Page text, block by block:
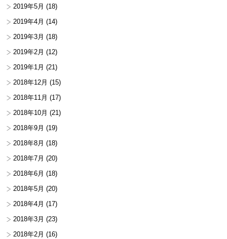
2019年5月 (18)
2019年4月 (14)
2019年3月 (18)
2019年2月 (12)
2019年1月 (21)
2018年12月 (15)
2018年11月 (17)
2018年10月 (21)
2018年9月 (19)
2018年8月 (18)
2018年7月 (20)
2018年6月 (18)
2018年5月 (20)
2018年4月 (17)
2018年3月 (23)
2018年2月 (16)